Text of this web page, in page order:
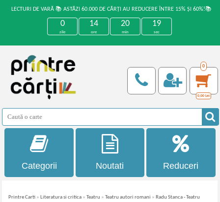
LECTURI DE VARĂ 📚 ASTĂZI 60.000 DE CĂRȚI AU REDUCERE ÎNTRE 15% ȘI 60%!📚
0
zile
14
ore
20
min
19
sec
0
0,00 Lei
Categorii Noutati Reduceri
Printre Carti » Literatura si critica »Teatru »Teatru autori romani » Radu Stanca - Teatru